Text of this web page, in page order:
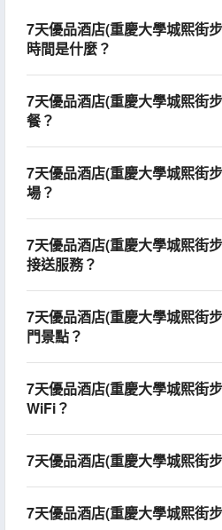
7天優品酒店(重慶大學城熙街
時間是什麼？
7天優品酒店(重慶大學城熙街
餐？
7天優品酒店(重慶大學城熙街
場？
7天優品酒店(重慶大學城熙街
接送服務？
7天優品酒店(重慶大學城熙街
門景點？
7天優品酒店(重慶大學城熙街
WiFi？
7天優品酒店(重慶大學城熙街
7天優品酒店(重慶大學城熙街